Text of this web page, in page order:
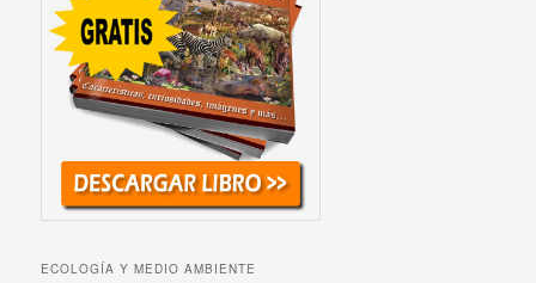
ECOLOGÍA Y MEDIO AMBIENTE